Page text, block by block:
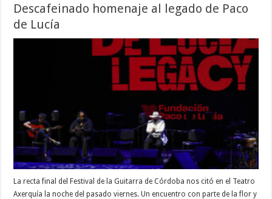
Descafeinado homenaje al legado de Paco
de Lucía
La recta final del Festival de la Guitarra de Córdoba nos citó en el Teatro
Axerquía la noche del pasado viernes. Un encuentro con parte de la flor y